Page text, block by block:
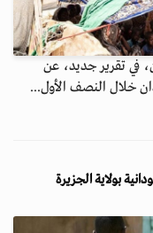
في تقرير جديد، عن
خلال النصف الأول...
بولاية الجزيرة